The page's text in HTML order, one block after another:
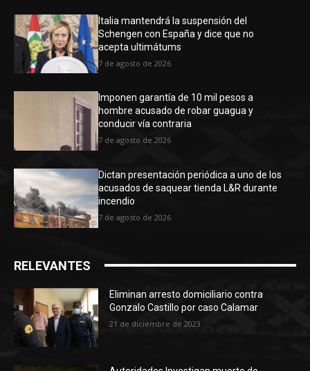
Italia mantendrá la suspensión del
Schengen con España y dice que no
acepta ultimátums
7 de agosto de 2026
Imponen garantía de 10 mil pesos a
hombre acusado de robar guagua y
conducir vía contraria
7 de agosto de 2026
Dictan presentación periódica a uno de los
acusados de saquear tienda L&R durante
incendio
7 de agosto de 2026
RELEVANTES
Eliminan arresto domiciliario contra
Gonzalo Castillo por caso Calamar
21 de diciembre de 2023